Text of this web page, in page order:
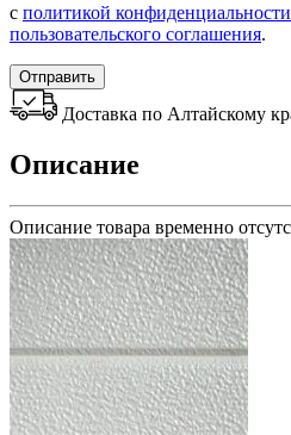
с политикой конфиденциальности
пользовательского соглашения.
Отправить
Доставка по Алтайскому
Описание
Описание товара временно